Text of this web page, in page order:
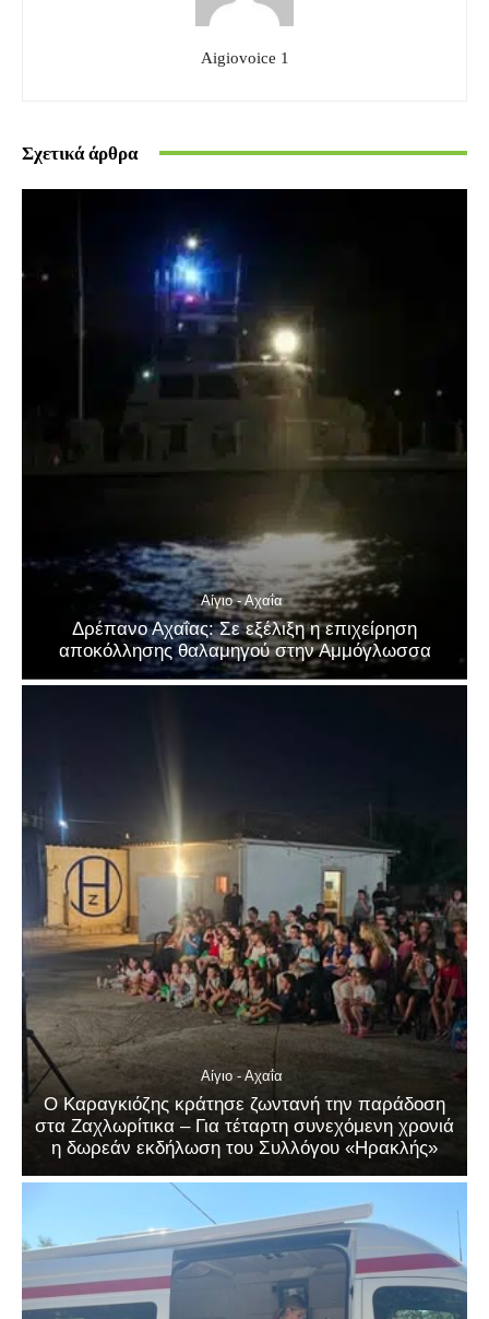
Aigiovoice 1
Σχετικά άρθρα
Αίγιο - Αχαΐα
Δρέπανο Αχαΐας: Σε εξέλιξη η επιχείρηση
αποκόλλησης θαλαμηγού στην Αμμόγλωσσα
Αίγιο - Αχαΐα
Ο Καραγκιόζης κράτησε ζωντανή την παράδοση
στα Ζαχλωρίτικα – Για τέταρτη συνεχόμενη χρονιά
η δωρεάν εκδήλωση του Συλλόγου «Ηρακλής»